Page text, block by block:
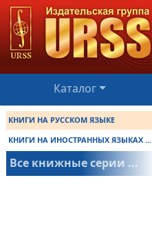
Каталог
КНИГИ НА РУССКОМ ЯЗЫКЕ
КНИГИ НА ИНОСТРАННЫХ ЯЗЫКАХ ...
Все книжные серии ...